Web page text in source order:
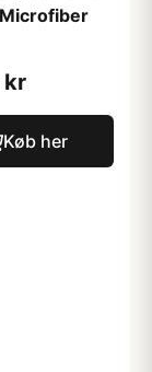
kr
Køb her